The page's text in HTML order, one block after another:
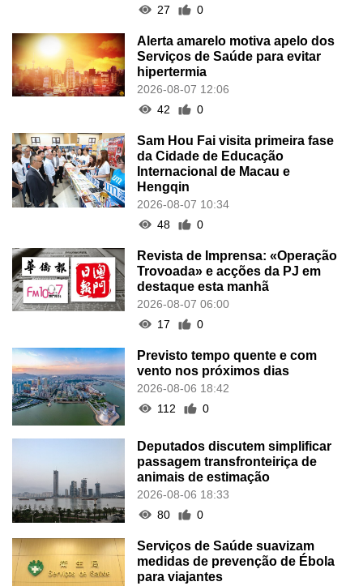
27
0
Alerta amarelo motiva apelo dos
Serviços de Saúde para evitar
hipertermia
2026-08-07 12:06
42
0
Sam Hou Fai visita primeira fase
da Cidade de Educação
Internacional de Macau e
Hengqin
2026-08-07 10:34
48
0
Revista de Imprensa: «Operação
Trovoada» e acções da PJ em
destaque esta manhã
2026-08-07 06:00
17
0
Previsto tempo quente e com
vento nos próximos dias
2026-08-06 18:42
112
0
Deputados discutem simplificar
passagem transfronteiriça de
animais de estimação
2026-08-06 18:33
80
0
Serviços de Saúde suavizam
medidas de prevenção de Ébola
para viajantes